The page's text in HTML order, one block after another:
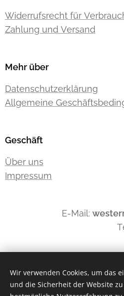
Widerrufsrecht für
Zahlung und Versand
Mehr über
Datenschutzerklärung
Allgemeine
Geschäft
Über uns
Impressum
E-Mail:
Wir verwenden Cookies, um das
und die Sicherheit der Website